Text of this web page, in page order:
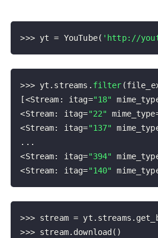
>>> yt = YouTube( 'http://
>>> yt . streams . filter (
[<Stream : itag="18"
<Stream: itag="22" mime_type
<Stream: itag="137"
. . .
<Stream: itag="394"
<Stream: itag="140"
>>> stream = yt . streams .
>>> stream. download ( )